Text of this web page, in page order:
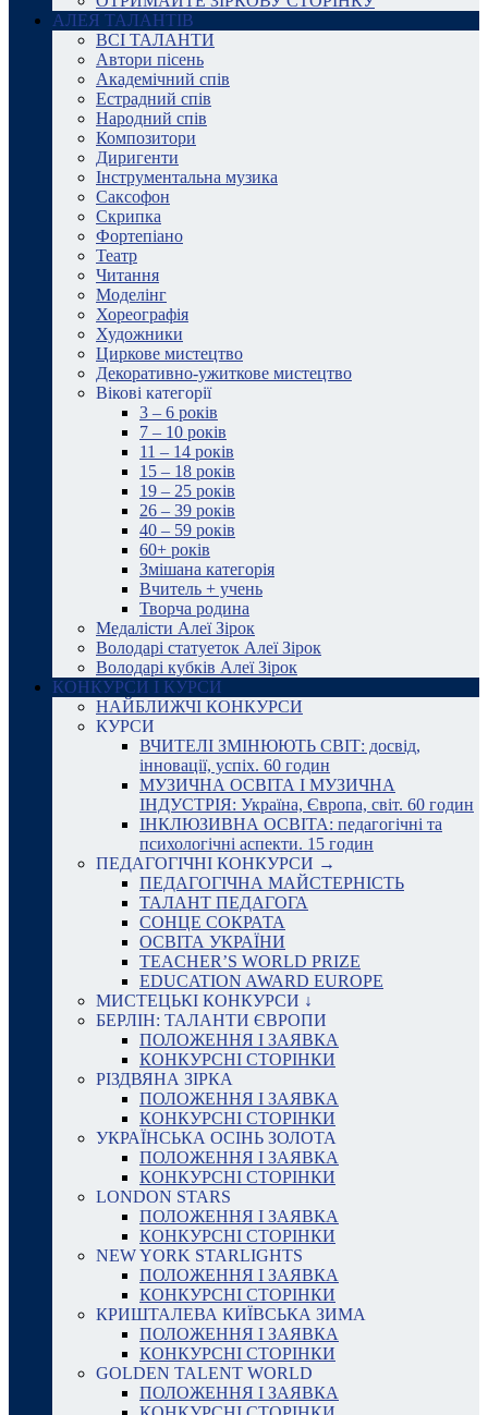
АЛЕЯ ТАЛАНТІВ
ВСІ ТАЛАНТИ
Автори пісень
Академічний спів
Естрадний спів
Народний спів
Композитори
Диригенти
Інструментальна музика
Саксофон
Скрипка
Фортепіано
Театр
Читання
Моделінг
Хореографія
Художники
Циркове мистецтво
Декоративно-ужиткове мистецтво
Вікові категорії
3 – 6 років
7 – 10 років
11 – 14 років
15 – 18 років
19 – 25 років
26 – 39 років
40 – 59 років
60+ років
Змішана категорія
Вчитель + учень
Творча родина
Медалісти Алеї Зірок
Володарі статуеток Алеї Зірок
Володарі кубків Алеї Зірок
КОНКУРСИ І КУРСИ
НАЙБЛИЖЧІ КОНКУРСИ
КУРСИ
ВЧИТЕЛІ ЗМІНЮЮТЬ СВІТ: досвід,
інновації, успіх. 60 годин
МУЗИЧНА ОСВІТА І МУЗИЧНА
ІНДУСТРІЯ: Україна, Європа, світ. 60 годин
ІНКЛЮЗИВНА ОСВІТА: педагогічні та
психологічні аспекти. 15 годин
ПЕДАГОГІЧНІ КОНКУРСИ →
ПЕДАГОГІЧНА МАЙСТЕРНІСТЬ
ТАЛАНТ ПЕДАГОГА
СОНЦЕ СОКРАТА
ОСВІТА УКРАЇНИ
TEACHER’S WORLD PRIZE
EDUCATION AWARD EUROPE
МИСТЕЦЬКІ КОНКУРСИ ↓
БЕРЛІН: ТАЛАНТИ ЄВРОПИ
ПОЛОЖЕННЯ І ЗАЯВКА
КОНКУРСНІ СТОРІНКИ
РІЗДВЯНА ЗІРКА
ПОЛОЖЕННЯ І ЗАЯВКА
КОНКУРСНІ СТОРІНКИ
УКРАЇНСЬКА ОСІНЬ ЗОЛОТА
ПОЛОЖЕННЯ І ЗАЯВКА
КОНКУРСНІ СТОРІНКИ
LONDON STARS
ПОЛОЖЕННЯ І ЗАЯВКА
КОНКУРСНІ СТОРІНКИ
NEW YORK STARLIGHTS
ПОЛОЖЕННЯ І ЗАЯВКА
КОНКУРСНІ СТОРІНКИ
КРИШТАЛЕВА КИЇВСЬКА ЗИМА
ПОЛОЖЕННЯ І ЗАЯВКА
КОНКУРСНІ СТОРІНКИ
GOLDEN TALENT WORLD
ПОЛОЖЕННЯ І ЗАЯВКА